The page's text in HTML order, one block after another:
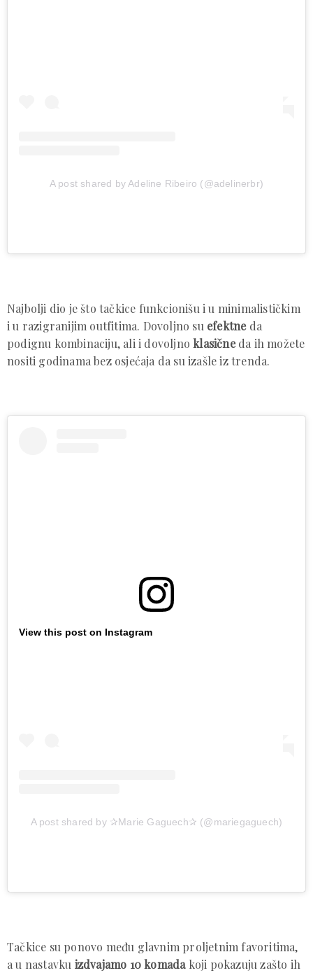
A post shared by Adeline Ribeiro (@adelinerbr)
Najbolji dio je što tačkice funkcionišu i u minimalističkim
i u razigranijim outfitima. Dovoljno su efektne da
podignu kombinaciju, ali i dovoljnoklasičneda ih možete
nositi godinama bez osjećaja da su izašle iz trenda.
View this post on Instagram
A post shared by ✰Marie Gaguech✰ (@mariegaguech)
Tačkice su ponovo među glavnim proljetnim favoritima,
a u nastavku izdvajamo 10 komadakoji pokazuju zašto ih